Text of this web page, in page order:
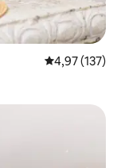
Átlagos
4,97 (137)